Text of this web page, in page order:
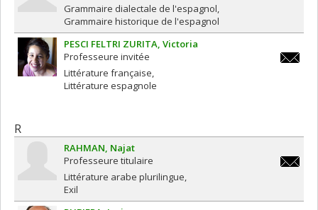
Grammaire dialectale de l'espagnol
Grammaire historique de l'espagnol
PESCI FELTRI ZURITA Victoria
Professeure invitée
Littérature française
Littérature espagnole
R
RAHMAN Najat
Professeure titulaire
Littérature arabe plurilingue
Exil